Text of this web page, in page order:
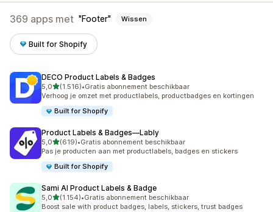
369 apps met Footer Wissen
Built for Shopify
DECO Product Labels & Badges
5,0van 5 sterren
(1.516)
1516 recensies in totaal
•Gratis abonnement beschikbaar
Verhoog je omzet met productlabels, productbadges en kortingen
Built for Shopify
Product Labels & Badges—Lably
5,0van 5 sterren
(619)
619 recensies in totaal
•Gratis abonnement beschikbaar
Pas je producten aan met productlabels, badges en stickers
Built for Shopify
Sami AI Product Labels & Badge
5,0van 5 sterren
(1.154)
1154 recensies in totaal
•Gratis abonnement beschikbaar
Boost sale with product badges, labels, stickers, trust badges